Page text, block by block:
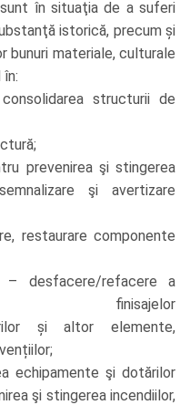
în situaţia de a suferi
istorică, precum și
bunuri materiale, culturale
structurii de
şi stingerea
şi avertizare
componente
refacere a
finisajelor
și altor elemente,
şi dotărilor
şi stingerea incendiilor,